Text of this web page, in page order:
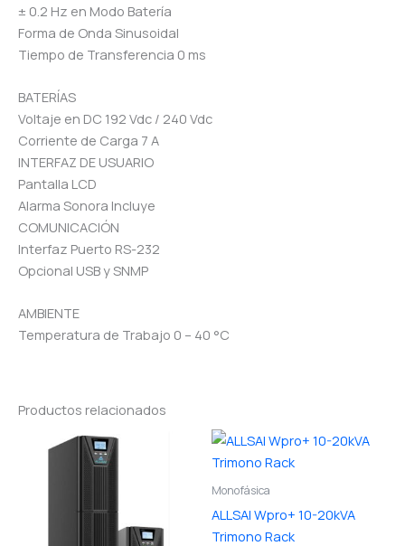
± 0.2 Hz en Modo Batería
Forma de Onda Sinusoidal
Tiempo de Transferencia 0 ms
BATERÍAS
Voltaje en DC 192 Vdc / 240 Vdc
Corriente de Carga 7 A
INTERFAZ DE USUARIO
Pantalla LCD
Alarma Sonora Incluye
COMUNICACIÓN
Interfaz Puerto RS-232
Opcional USB y SNMP
AMBIENTE
Temperatura de Trabajo 0 – 40 °C
Productos relacionados
Monofásica
ALLSAI Wpro+ 10-20kVA
Trimono Rack